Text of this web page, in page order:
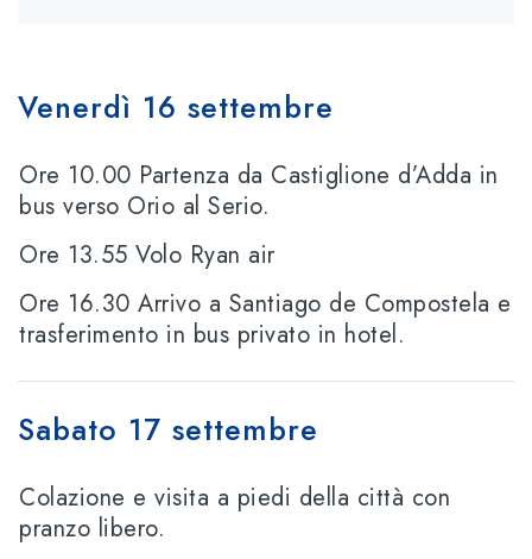
Venerdì 16 settembre
Ore 10.00 Partenza da Castiglione d’Adda in
bus verso Orio al Serio.
Ore 13.55 Volo Ryan air
Ore 16.30 Arrivo a Santiago de Compostela e
trasferimento in bus privato in hotel.
Sabato 17 settembre
Colazione e visita a piedi della città con
pranzo libero.